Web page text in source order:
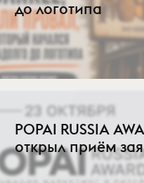
до логотипа
POPAI RUSSIA
открыл приём